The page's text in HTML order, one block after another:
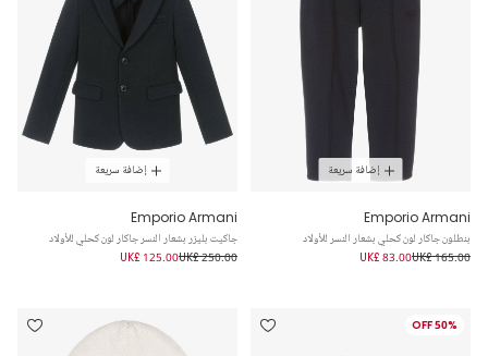
إضافة سريعة
Emporio Armani
بنطلون جاكار لون كحلي بشعار النسر للأولاد
UK£ 165.00
UK£ 83.00
إضافة سريعة
Emporio Armani
جاكيت بليزر بشعار النسر جاكار لون كحلي للأولاد
UK£ 250.00
UK£ 125.00
50% OFF